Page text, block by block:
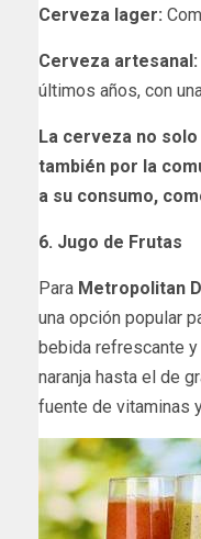
Cerveza lager:
Cerveza artesanal:
últimos años, con
La cerveza no
también por la
a su consumo,
6. Jugo de Frutas
Para Metropolitan
una opción popular
bebida refrescante
naranja hasta el de
fuente de vitaminas